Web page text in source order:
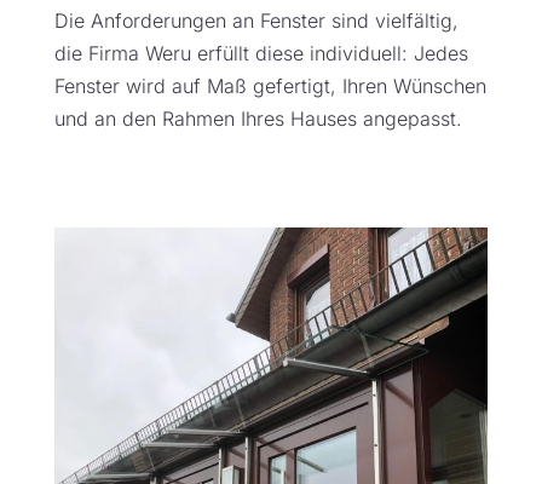
Die Anforderungen an Fenster sind vielfältig,
die Firma Weru erfüllt diese individuell: Jedes
Fenster wird auf Maß gefertigt, Ihren Wünschen
und an den Rahmen Ihres Hauses angepasst.